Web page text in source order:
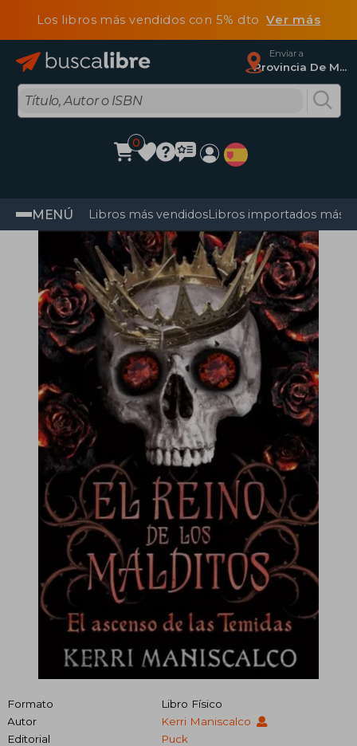
Los libros más vendidos con 5% dtoVer más
Enviar a
Provincia De Madrid
0
MENÚ Libros más vendidosLibros importados más
Formato
Libro Físico
Autor
Kerri Maniscalco
Editorial
Puck